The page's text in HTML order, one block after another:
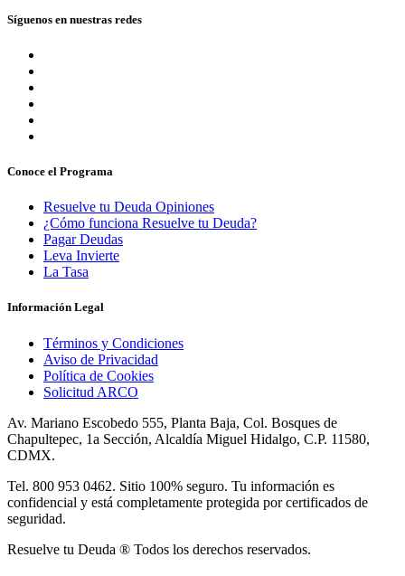
Síguenos en nuestras redes
Conoce el Programa
Resuelve tu Deuda Opiniones
¿Cómo funciona Resuelve tu Deuda?
Pagar Deudas
Leva Invierte
La Tasa
Información Legal
Términos y Condiciones
Aviso de Privacidad
Política de Cookies
Solicitud ARCO
Av. Mariano Escobedo 555, Planta Baja, Col. Bosques de
Chapultepec, 1a Sección, Alcaldía Miguel Hidalgo, C.P. 11580,
CDMX.
Tel. 800 953 0462. Sitio 100% seguro. Tu información es
confidencial y está completamente protegida por certificados de
seguridad.
Resuelve tu Deuda ® Todos los derechos reservados.